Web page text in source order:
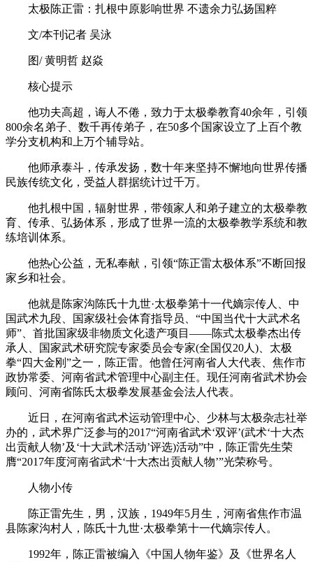
太极陈正雷：扎根中原影响世界 不遗余力弘扬国粹
文/本刊记者 吴泳
图/ 黄明哲 赵焱
核心提示
他功夫高超，诲人不倦，致力于太极拳教育40余年，引领
800余名弟子、数千再传弟子，在50多个国家设立了上百个教
学分支机构和上万个辅导站。
他师承泰斗，传承发扬，数十年来坚持不懈地向世界传播
民族传统文化，受益人群据统计过千万。
他扎根中国，辐射世界，带领家人和弟子建立的太极拳教
育、传承、弘扬体系，形成了世界一流的太极拳教学系统和教
练培训体系。
他热心公益，无私奉献，引领“陈正雷太极体系”不断回报
家乡和社会。
他就是陈家沟陈氏十九世·太极拳第十一代嫡宗传人、中
国武术九段、国家级社会体育指导员、“中国当代十大武术名
师”、首批国家级非物质文化遗产项目——陈式太极拳杰出传
承人、国家武术研究院专家委员会专家(全国仅20人)、太极
拳“四大金刚”之一，陈正雷。他曾任河南省人大代表、焦作市
政协常委、河南省武术管理中心副主任。现任河南省武术协会
顾问、河南省陈氏太极拳发展基金会法人代表。
近日，在河南省武术运动管理中心、少林与太极杂志社举
办的，武术界广泛参与的2017“河南省武术‘双评’(武术‘十大杰
出贡献人物’及‘十大武术活动’评选)活动”中，陈正雷先生荣
膺“2017年度河南省武术‘十大杰出贡献人物’”光荣称号。
人物小传
陈正雷先生，男，汉族，1949年5月生，河南省焦作市温
县陈家沟村人，陈氏十九世·太极拳第十一代嫡宗传人。
1992年，陈正雷被编入《中国人物年鉴》及《世界名人